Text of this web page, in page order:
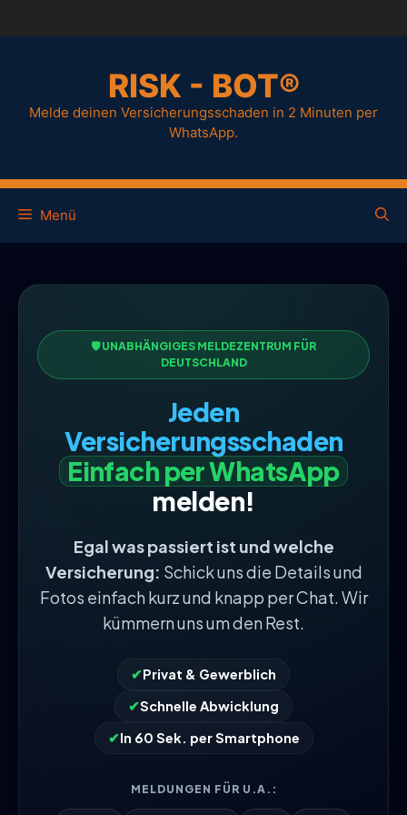
RISK - BOT®
Melde deinen Versicherungsschaden in 2 Minuten per
WhatsApp.
Menü
🛡️ UNABHÄNGIGES MELDEZENTRUM FÜR
DEUTSCHLAND
Jeden
Versicherungsschaden
Einfach per WhatsApp
melden!
Egal was passiert ist und welche
Versicherung: Schick uns die Details und
Fotos einfach kurz und knapp per Chat. Wir
kümmern uns um den Rest.
✔Privat & Gewerblich
✔Schnelle Abwicklung
✔In 60 Sek. per Smartphone
MELDUNGEN FÜR U.A.: